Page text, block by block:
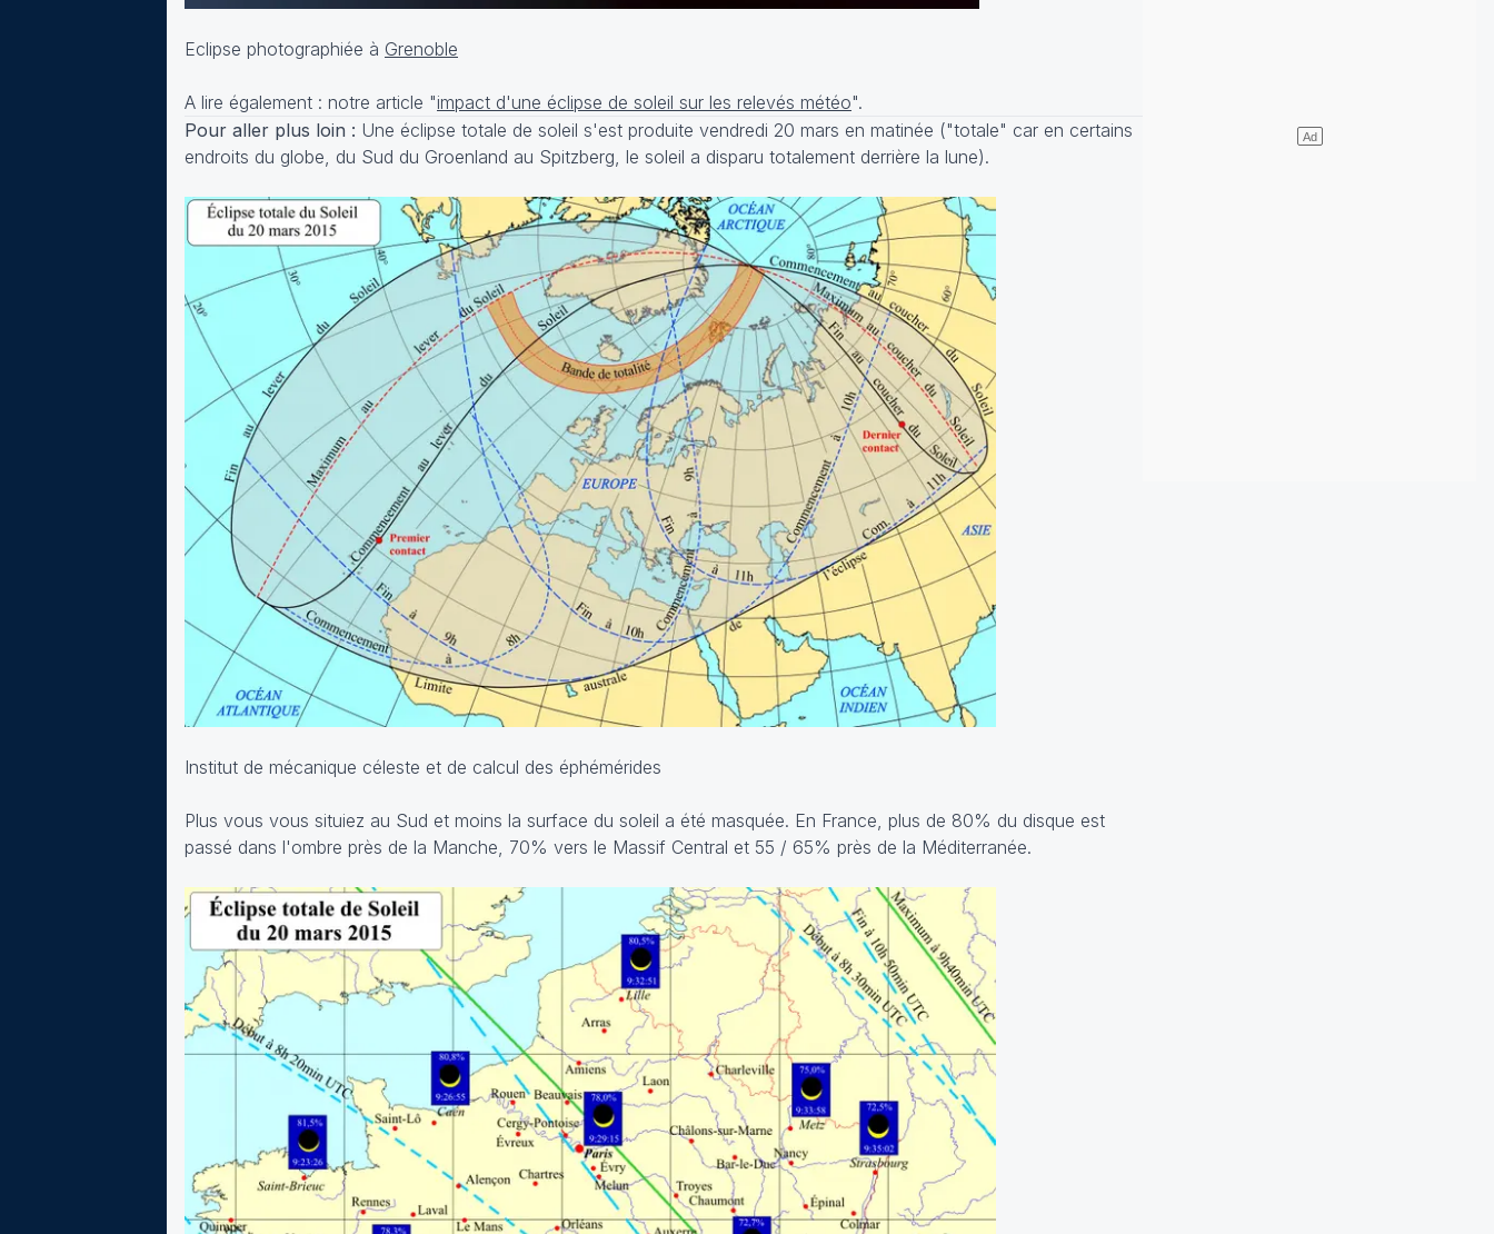
Eclipse photographiée à Grenoble
A lire également : notre article "impact d'une éclipse de soleil sur les relevés météo".
Pour aller plus loin : Une éclipse totale de soleil s'est produite vendredi 20 mars en matinée ("totale" car en certains
endroits du globe, du Sud du Groenland au Spitzberg, le soleil a disparu totalement derrière la lune).
Institut de mécanique céleste et de calcul des éphémérides
Plus vous vous situiez au Sud et moins la surface du soleil a été masquée. En France, plus de 80% du disque est
passé dans l'ombre près de la Manche, 70% vers le Massif Central et 55 / 65% près de la Méditerranée.